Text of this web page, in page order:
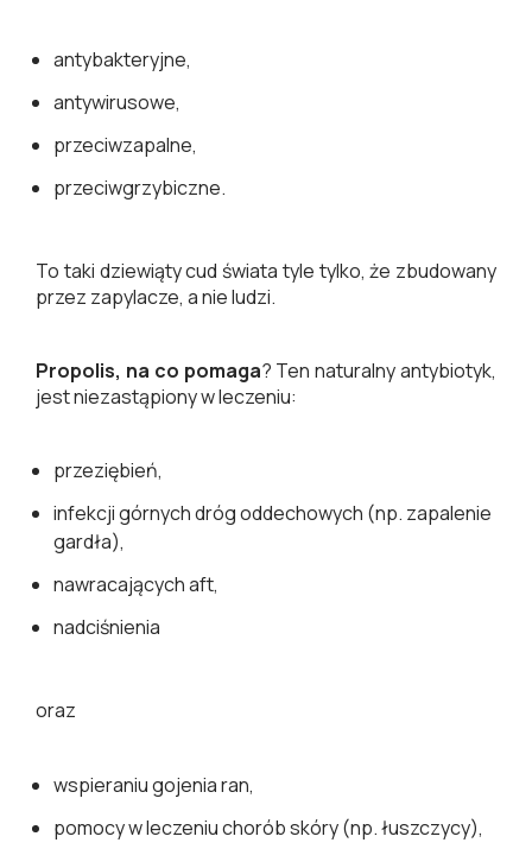
antybakteryjne,
antywirusowe,
przeciwzapalne,
przeciwgrzybiczne.
To taki dziewiąty cud świata tyle tylko, że zbudowany
przez zapylacze, a nie ludzi.
Propolis, na co pomaga? Ten naturalny antybiotyk,
jest niezastąpiony w leczeniu:
przeziębień,
infekcji górnych dróg oddechowych (np. zapalenie
gardła),
nawracających aft,
nadciśnienia
oraz
wspieraniu gojenia ran,
pomocy w leczeniu chorób skóry (np. łuszczycy),